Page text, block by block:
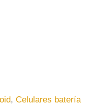
,Celulares batería